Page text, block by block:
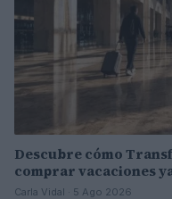
Descubre cómo
comprar vacaciones
Carla Vidal · 5 Ago 2026